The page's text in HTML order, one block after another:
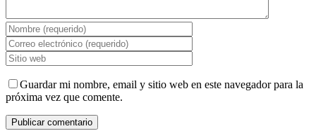
Guardar mi nombre, email y sitio web en este navegador para la
próxima vez que comente.